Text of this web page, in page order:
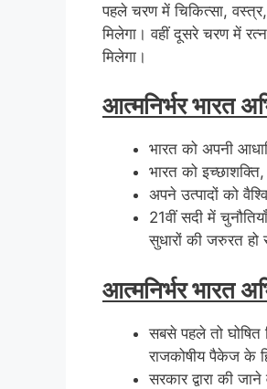
पहले चरण में चिकित्सा, वस्त्र,
मिलेगा। वहीं दूसरे चरण में
मिलेगा।
आत्मनिर्भर भारत
भारत को अपनी
भारत को
अपने उत्पादों को
21वीं सदी में
सुधारों की जरुरत हो
आत्मनिर्भर भारत
सबसे पहले तो घोषित
राजकोषीय पैकेज के
सरकार द्वारा की